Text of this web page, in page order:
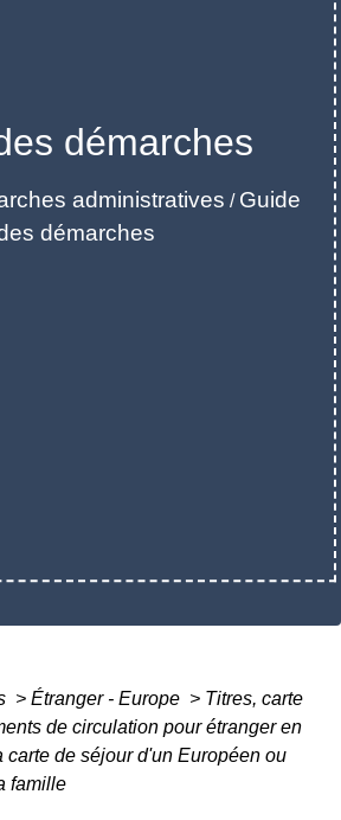
démarches
administratives / Guide
démarches
> Étranger - Europe > Titres, carte
de circulation pour étranger en
carte de séjour d'un Européen ou
famille